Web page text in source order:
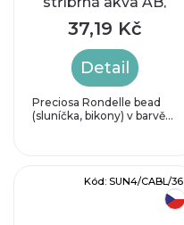
cca 3,6 x 4,1 mm
37,19 Kč
Detail
Preciosa Rondelle bead
(sluníčka, bikony) v barvě...
Kód: SUN4/CABL/36